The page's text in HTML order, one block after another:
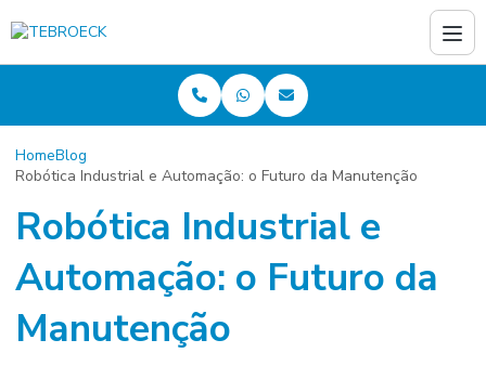
HomeBlog
Robótica Industrial e Automação: o Futuro da Manutenção
Robótica Industrial e
Automação: o Futuro da
Manutenção